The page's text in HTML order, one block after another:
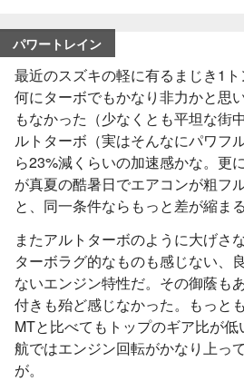
パワートレイン
最近のスズキの軽に有るまじき1
何にターボでもかなり非力かと思
もなかった（少なくとも平坦な街
ルトターボ（実はそんなにパワフ
ら23%減くらいの加速感かな。更
が真夏の酷暑日でエアコンが粗フ
と、同一条件ならもっと差が縮まる
またアルトターボのように大げさ
ターボラグ的なものも感じない、
ないエンジン特性だ。その御蔭も
付きも殆ど感じなかった。もっと
MTと比べてもトップのギア比が
航ではエンジン回転がかなり上っ
が。